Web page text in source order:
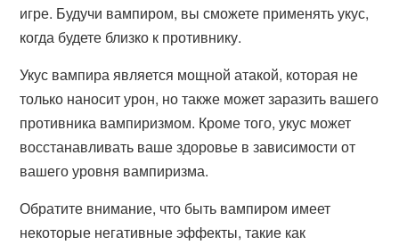
игре. Будучи вампиром, вы сможете применять укус,
когда будете близко к противнику.
Укус вампира является мощной атакой, которая не
только наносит урон, но также может заразить вашего
противника вампиризмом. Кроме того, укус может
восстанавливать ваше здоровье в зависимости от
вашего уровня вампиризма.
Обратите внимание, что быть вампиром имеет
некоторые негативные эффекты, такие как